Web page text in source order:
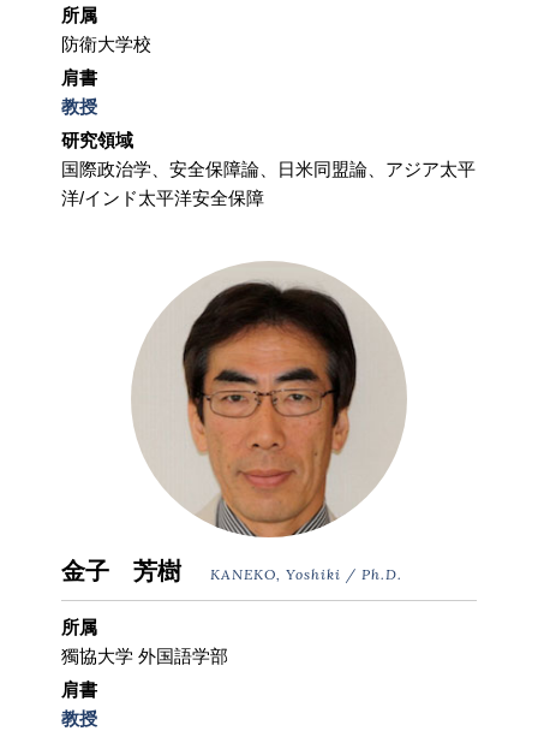
所属
防衛大学校
肩書
教授
研究領域
国際政治学、安全保障論、日米同盟論、アジア太平
洋/インド太平洋安全保障
金子 芳樹 KANEKO, Yoshiki / Ph.D.
所属
獨協大学 外国語学部
肩書
教授